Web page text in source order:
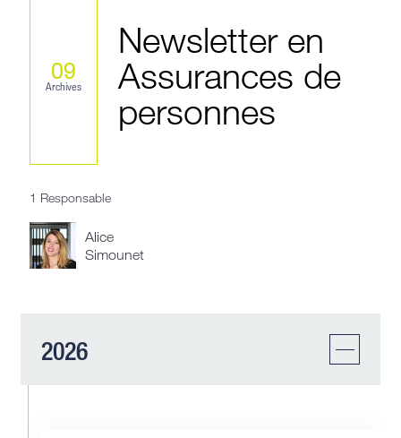
09
Archives
Newsletter en
Assurances de
personnes
1 Responsable
Alice
Simounet
2026